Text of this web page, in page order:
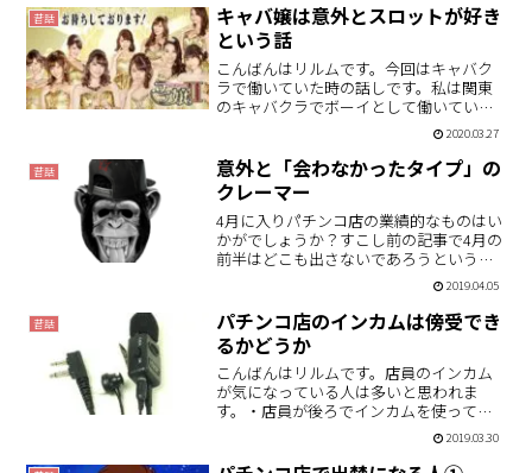
昔話
キャバ嬢は意外とスロットが好き
という話
こんばんはリルムです。今回はキャバク
ラで働いていた時の話しです。私は関東
のキャバクラでボーイとして働いていた
過去があります。その時の記憶によると
キャバ嬢たちは意外とスロットユーザー
が多いということでした。今考えると、
この現象にはキャバ嬢とい…
2020.03.27
昔話
意外と「会わなかったタイプ」の
クレーマー
4月に入りパチンコ店の業績的なものはい
かがでしょうか？すこし前の記事で4月の
前半はどこも出さないであろうという推
測をしたのですが、あながち間違ってな
さなそうな感じです。スタートから出玉
アピールしている店は近隣にはなさそう
なので、やはり中～下…
2019.04.05
昔話
パチンコ店のインカムは傍受でき
るかどうか
こんばんはリルムです。店員のインカム
が気になっている人は多いと思われま
す。・店員が後ろでインカムを使ってい
ると連チャンが止まる。・ニヤニヤ笑い
ながら悪口を言っている。などなど。今
回はこうしたインカムの内容ではなく、
2019.03.30